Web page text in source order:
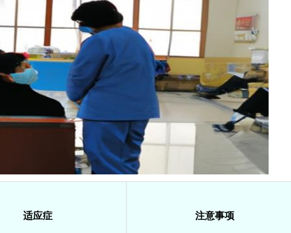
适应症 注意事项